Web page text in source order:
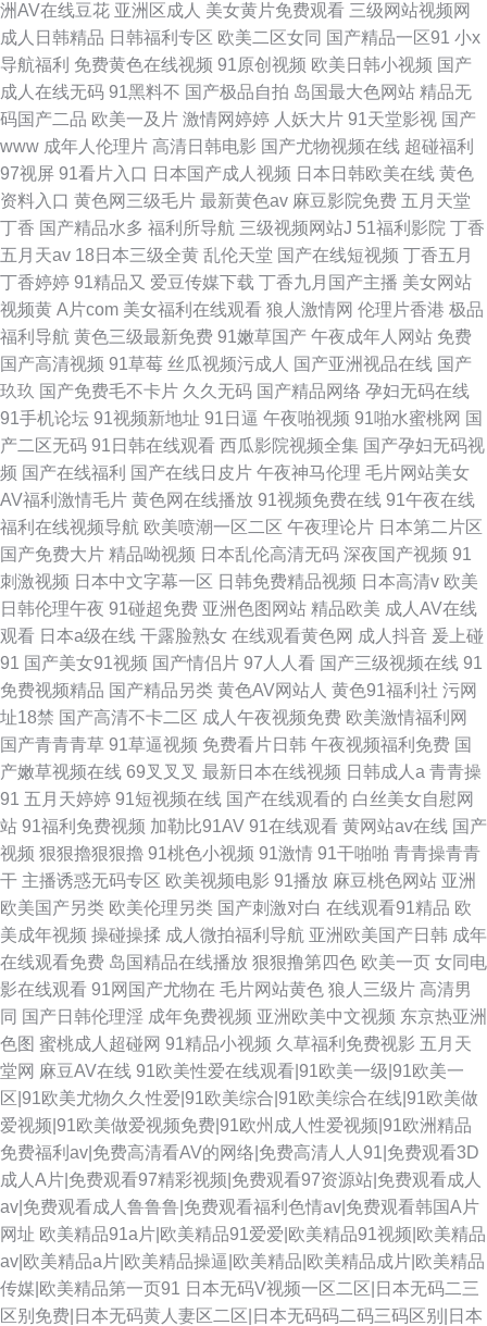
洲AV在线豆花 亚洲区成人 美女黄片免费观看 三级网站视频网
成人日韩精品 日韩福利专区 欧美二区女同 国产精品一区91 小x
导航福利 免费黄色在线视频 91原创视频 欧美日韩小视频 国产
成人在线无码 91黑料不 国产极品自拍 岛国最大色网站 精品无
码国产二品 欧美一及片 激情网婷婷 人妖大片 91天堂影视 国产
www 成年人伦理片 高清日韩电影 国产尤物视频在线 超碰福利
97视屏 91看片入口 日本国产成人视频 日本日韩欧美在线 黄色
资料入口 黄色网三级毛片 最新黄色av 麻豆影院免费 五月天堂
丁香 国产精品水多 福利所导航 三级视频网站J 51福利影院 丁香
五月天av 18日本三级全黄 乱伦天堂 国产在线短视频 丁香五月
丁香婷婷 91精品又 爱豆传媒下载 丁香九月国产主播 美女网站
视频黄 A片com 美女福利在线观看 狼人激情网 伦理片香港 极品
福利导航 黄色三级最新免费 91嫩草国产 午夜成年人网站 免费
国产高清视频 91草莓 丝瓜视频污成人 国产亚洲视品在线 国产
玖玖 国产免费毛不卡片 久久无码 国产精品网络 孕妇无码在线
91手机论坛 91视频新地址 91日逼 午夜啪视频 91啪水蜜桃网 国
产二区无码 91日韩在线观看 西瓜影院视频全集 国产孕妇无码视
频 国产在线福利 国产在线日皮片 午夜神马伦理 毛片网站美女
AV福利激情毛片 黄色网在线播放 91视频免费在线 91午夜在线
福利在线视频导航 欧美喷潮一区二区 午夜理论片 日本第二片区
国产免费大片 精品呦视频 日本乱伦高清无码 深夜国产视频 91
刺激视频 日本中文字幕一区 日韩免费精品视频 日本高清v 欧美
日韩伦理午夜 91碰超免费 亚洲色图网站 精品欧美 成人AV在线
观看 日本a级在线 干露脸熟女 在线观看黄色网 成人抖音 爰上碰
91 国产美女91视频 国产情侣片 97人人看 国产三级视频在线 91
免费视频精品 国产精品另类 黄色AV网站人 黄色91福利社 污网
址18禁 国产高清不卡二区 成人午夜视频免费 欧美激情福利网
国产青青青草 91草逼视频 免费看片日韩 午夜视频福利免费 国
产嫩草视频在线 69叉叉叉 最新日本在线视频 日韩成人a 青青操
91 五月天婷婷 91短视频在线 国产在线观看的 白丝美女自慰网
站 91福利免费视频 加勒比91AV 91在线观看 黄网站av在线 国产
视频 狠狠擼狠狠擼 91桃色小视频 91激情 91干啪啪 青青操青青
干 主播诱惑无码专区 欧美视频电影 91播放 麻豆桃色网站 亚洲
欧美国产另类 欧美伦理另类 国产刺激对白 在线观看91精品 欧
美成年视频 操碰操揉 成人微拍福利导航 亚洲欧美国产日韩 成年
在线观看免费 岛国精品在线播放 狠狠撸第四色 欧美一页 女同电
影在线观看 91网国产尤物在 毛片网站黄色 狼人三级片 高清男
同 国产日韩伦理淫 成年免费视频 亚洲欧美中文视频 东京热亚洲
色图 蜜桃成人超碰网 91精品小视频 久草福利免费视影 五月天
堂网 麻豆AV在线 91欧美性爱在线观看|91欧美一级|91欧美一
区|91欧美尤物久久性爱|91欧美综合|91欧美综合在线|91欧美做
爱视频|91欧美做爱视频免费|91欧州成人性爱视频|91欧洲精品
免费福利av|免费高清看AV的网络|免费高清人人91|免费观看3D
成人A片|免费观看97精彩视频|免费观看97资源站|免费观看成人
av|免费观看成人鲁鲁鲁|免费观看福利色情av|免费观看韩国A片
网址 欧美精品91a片|欧美精品91爱爱|欧美精品91视频|欧美精品
av|欧美精品a片|欧美精品操逼|欧美精品|欧美精品成片|欧美精品
传媒|欧美精品第一页91 日本无码V视频一区二区|日本无码二三
区别免费|日本无码黄人妻区二区|日本无码码二码三码区别|日本